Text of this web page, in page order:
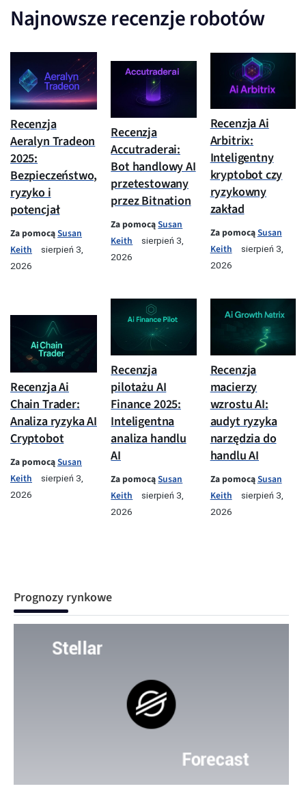
Najnowsze recenzje robotów
Recenzja
Aeralyn Tradeon
2025:
Bezpieczeństwo,
ryzyko i
potencjał
Za pomocąSusan
Keith
sierpień 3,
2026
Recenzja
Accutraderai:
Bot handlowy AI
przetestowany
przez Bitnation
Za pomocąSusan
Keith
sierpień 3,
2026
Recenzja Ai
Arbitrix:
Inteligentny
kryptobot czy
ryzykowny
zakład
Za pomocąSusan
Keith
sierpień 3,
2026
Recenzja Ai
Chain Trader:
Analiza ryzyka AI
Cryptobot
Za pomocąSusan
Keith
sierpień 3,
2026
Recenzja
pilotażu AI
Finance 2025:
Inteligentna
analiza handlu
AI
Za pomocąSusan
Keith
sierpień 3,
2026
Recenzja
macierzy
wzrostu AI:
audyt ryzyka
narzędzia do
handlu AI
Za pomocąSusan
Keith
sierpień 3,
2026
Prognozy rynkowe